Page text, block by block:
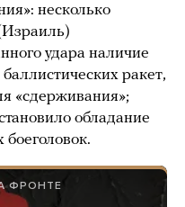
несколько
удара наличие
ракет,
«сдерживания»;
обладание
ФРОНТЕ